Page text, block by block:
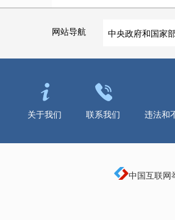
网站导航 中央政府和国家
关于我们 联系我们 违法和
中国互联网